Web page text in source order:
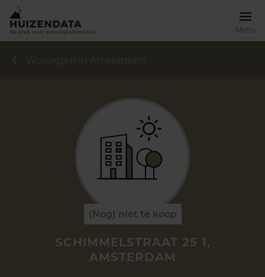
Menu
Woningen in Amsterdam
(Nog) niet te koop
SCHIMMELSTRAAT 25 1,
AMSTERDAM